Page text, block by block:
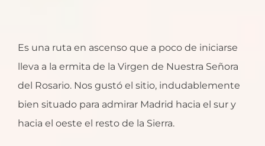
Es una ruta en ascenso que a poco de iniciarse
lleva a la ermita de la Virgen de Nuestra Señora
del Rosario. Nos gustó el sitio, indudablemente
bien situado para admirar Madrid hacia el sur y
hacia el oeste el resto de la Sierra.